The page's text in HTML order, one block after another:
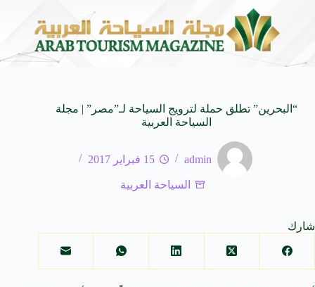
عبدالواحد بجمهورهً 6 أغسطس 2026 زايتشيكوف يستقبل وفد الطلاب
“البحرين” تطلق حملة لترويج السياحة لـ”مصر” | مجلة
السياحة العربية
admin 15 فبراير 2017
السياحة العربية
شارك